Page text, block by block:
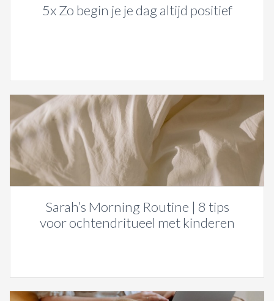
5x Zo begin je je dag altijd positief
Sarah’s Morning Routine | 8 tips
voor ochtendritueel met kinderen